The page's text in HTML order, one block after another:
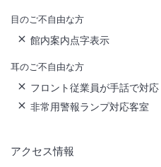
目のご不自由な方
館内案内点字表示
耳のご不自由な方
フロント従業員が手話で対応
非常用警報ランプ対応客室
アクセス情報